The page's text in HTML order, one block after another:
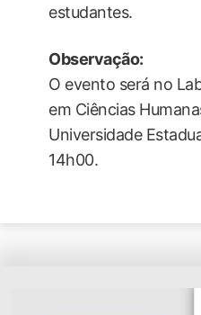
estudantes.
Observação:
O evento será no
em Ciências
Universidade
14h00.